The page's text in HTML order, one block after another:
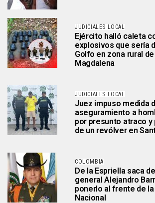
JUDICIALES LOCAL
Ejército halló caleta
explosivos que sería
Golfo en zona rural
Magdalena
JUDICIALES LOCAL
Juez impuso medida
aseguramiento a
por presunto atraco y
de un revólver en
COLOMBIA
De la Espriella saca
general Alejandro
ponerlo al frente de
Nacional